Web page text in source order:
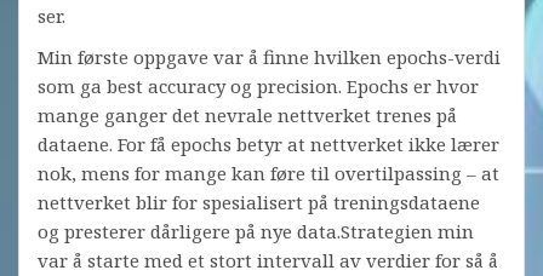
ser.
Min første oppgave var å finne hvilken epochs-verdi
som ga best accuracy og precision. Epochs er hvor
mange ganger det nevrale nettverket trenes på
dataene. For få epochs betyr at nettverket ikke lærer
nok, mens for mange kan føre til overtilpassing – at
nettverket blir for spesialisert på treningsdataene
og presterer dårligere på nye data.Strategien min
var å starte med et stort intervall av verdier for så å